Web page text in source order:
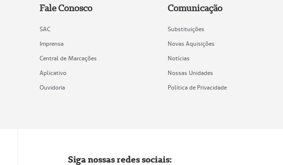
Fale Conosco
SAC
Imprensa
Central de Marcações
Aplicativo
Ouvidoria
Comunicação
Substituições
Novas Aquisições
Notícias
Nossas Unidades
Política de Privacidade
Siga nossas redes sociais: